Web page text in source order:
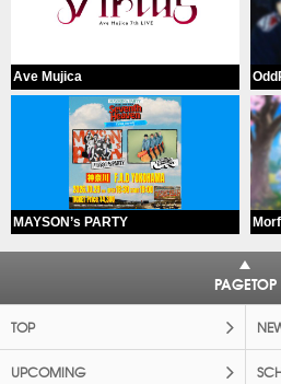
Ave Mujica
MAYSON’s PARTY
PAGETOP
TOP
UPCOMING